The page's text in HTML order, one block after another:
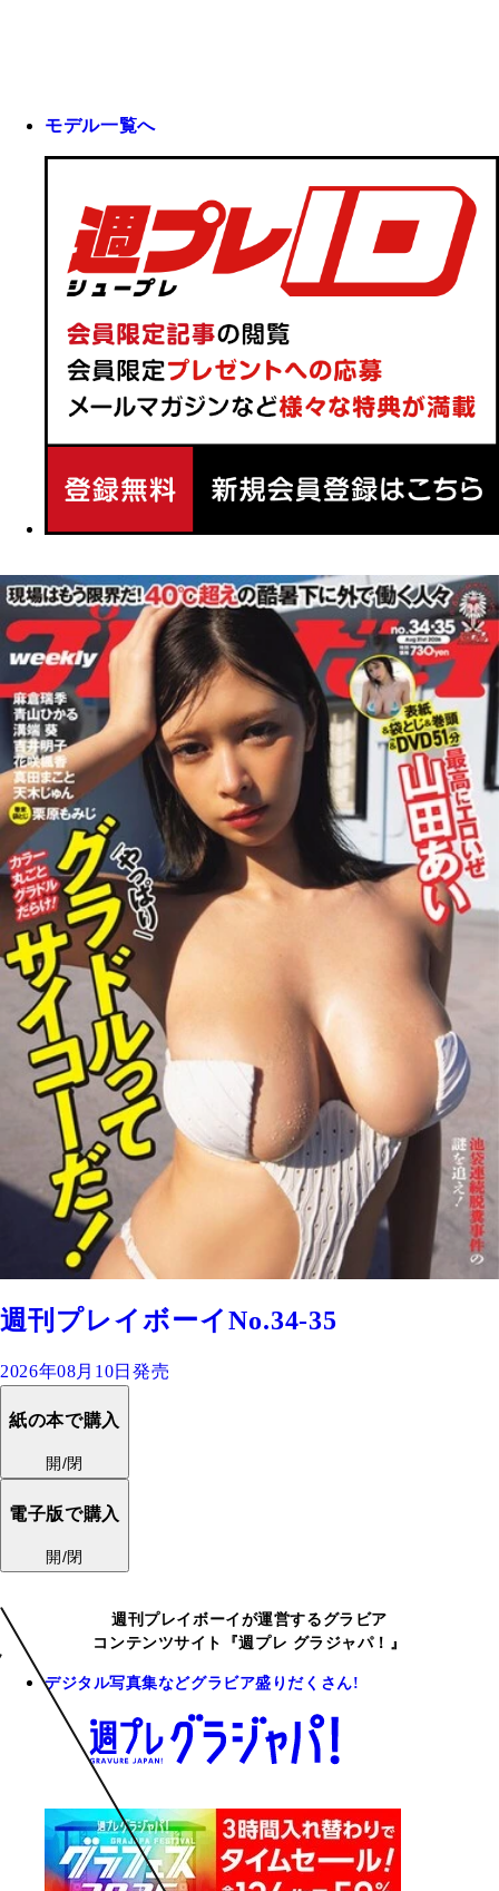
モデル一覧へ
週刊プレイボーイNo.34-35
2026年08月10日発売
紙の本で購入
開/閉
電子版で購入
開/閉
週刊プレイボーイが運営するグラビア
コンテンツサイト『週プレ グラジャパ！』
デジタル写真集などグラビア盛りだくさん!